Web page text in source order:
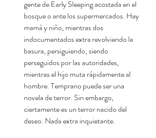
gente de Early Sleeping acostada en el
bosque o ante los supermercados. Hay
mamá y niño, mientras dos
indocumentados extra revolviendo la
basura, persiguiendo, siendo
perseguidos por las autoridades,
mientras el hijo muta rápidamente al
hombre. Temprano puede ser una
novela de terror. Sin embargo,
ciertamente es un terror nacido del
deseo. Nada extra inquietante.